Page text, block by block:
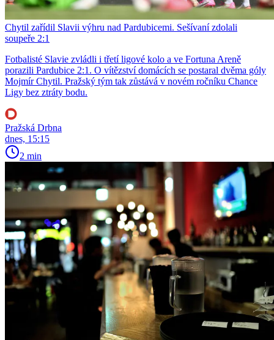
Chytil zařídil Slavii výhru nad Pardubicemi. Sešívaní zdolali
soupeře 2:1
Fotbalisté Slavie zvládli i třetí ligové kolo a ve Fortuna Areně
porazili Pardubice 2:1. O vítězství domácích se postaral dvěma góly
Mojmír Chytil. Pražský tým tak zůstává v novém ročníku Chance
Ligy bez ztráty bodu.
Pražská Drbna
dnes, 15:15
2 min